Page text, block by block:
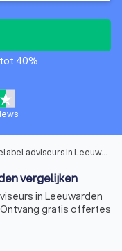
40%
adviseurs in Leeuwarden
vergelijken
in Leeuwarden
gratis offertes